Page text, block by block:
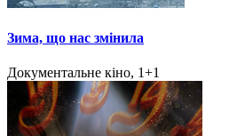
Зима, що нас змінила
Документальне кіно, 1+1